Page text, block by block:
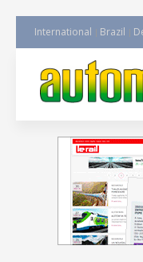
International Brazil